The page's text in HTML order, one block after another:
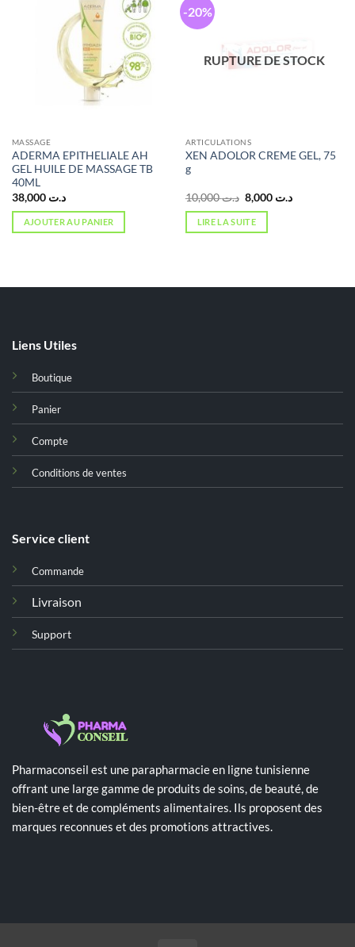
MASSAGE
ADERMA EPITHELIALE AH
GEL HUILE DE MASSAGE TB
40ML
د.ت 38,000
AJOUTER AU PANIER
-20%
RUPTURE DE STOCK
ARTICULATIONS
XEN ADOLOR CREME GEL, 75
g
د.ت10,000
Le
prix
initial
était :
د.ت 8,000
Le
LIRE LA SUITE
Liens Utiles
Boutique
Panier
Compte
Conditions de ventes
Service client
Commande
Livraison
Support
Pharmaconseil est une parapharmacie en ligne tunisienne
offrant une large gamme de produits de soins, de beauté, de
bien-être et de compléments alimentaires. Ils proposent des
marques reconnues et des promotions attractives.